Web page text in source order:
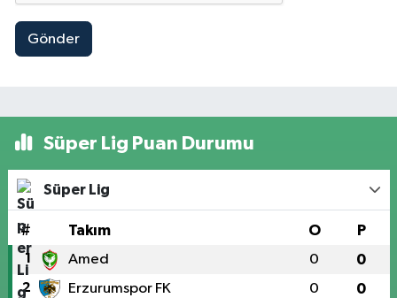
Gönder
Süper Lig Puan Durumu
Süper Lig
# Takım O P
1 Amed 0 0
2 Erzurumspor FK 0 0